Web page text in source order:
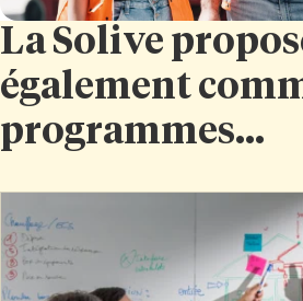
La Solive
également
programmes...